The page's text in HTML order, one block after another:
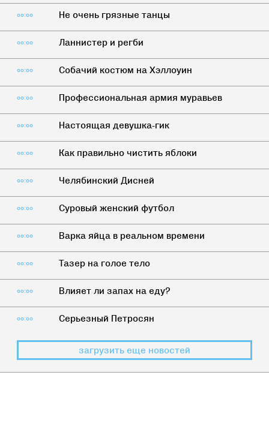
00:00 Не очень грязные танцы
00:00 Ланнистер и регби
00:00 Собачий костюм на Хэллоуин
00:00 Профессиональная армия муравьев
00:00 Настоящая девушка-гик
00:00 Как правильно чистить яблоки
00:00 Челябинский Дисней
00:00 Суровый женский футбол
00:00 Варка яйца в реальном времени
00:00 Тазер на голое тело
00:00 Влияет ли запах на еду?
00:00 Серьезный Петросян
загрузить еще новостей